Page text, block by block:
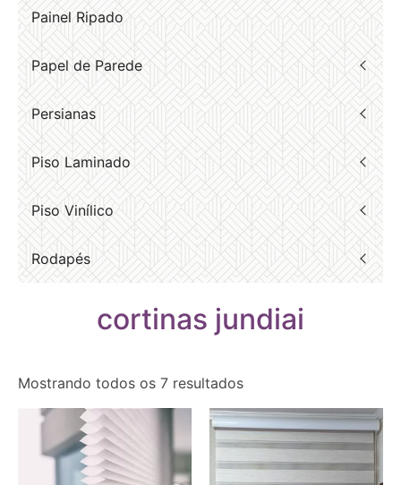
Painel Ripado
Papel de Parede
Persianas
Piso Laminado
Piso Vinílico
Rodapés
cortinas jundiai
Mostrando todos os 7 resultados